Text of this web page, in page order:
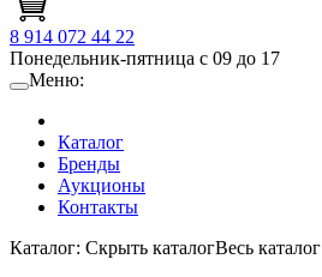
8 914 072 44 22
Понедельник-пятница с 09 до 17
Меню:
Каталог
Бренды
Аукционы
Контакты
Каталог: Cкрыть каталогВесь каталог